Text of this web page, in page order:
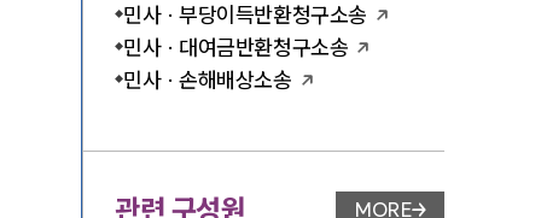
민사 · 부당이득반환청구소송
민사 · 대여금반환청구소송
민사 · 손해배상소송
관련 구성원 MORE